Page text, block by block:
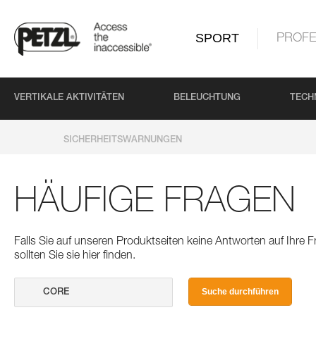
SPORT
VERTIKALE AKTIVITÄTEN BELEUCHTUNG
SICHERHEITSWARNUNGEN
HÄUFIGE FRAGEN
Falls Sie auf unseren Produktseiten keine Antworten auf Ihre
sollten Sie sie hier finden.
Suche durchführen